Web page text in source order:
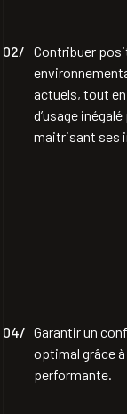
02/ Contribuer
actuels, tout
d’usage
maitrisant ses
04/ Garantir un
optimal grâce à
performante.